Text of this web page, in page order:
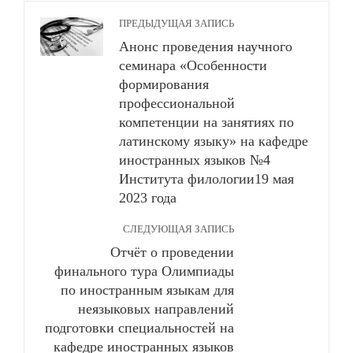
ПРЕДЫДУЩАЯ ЗАПИСЬ
Анонс проведения научного
семинара «Особенности
формирования
профессиональной
компетенции на занятиях по
латинскому языку» на кафедре
иностранных языков №4
Института филологии19 мая
2023 года
СЛЕДУЮЩАЯ ЗАПИСЬ
Отчёт о проведении
финального тура Олимпиады
по иностранным языкам для
неязыковых направлений
подготовки специальностей на
кафедре иностранных языков